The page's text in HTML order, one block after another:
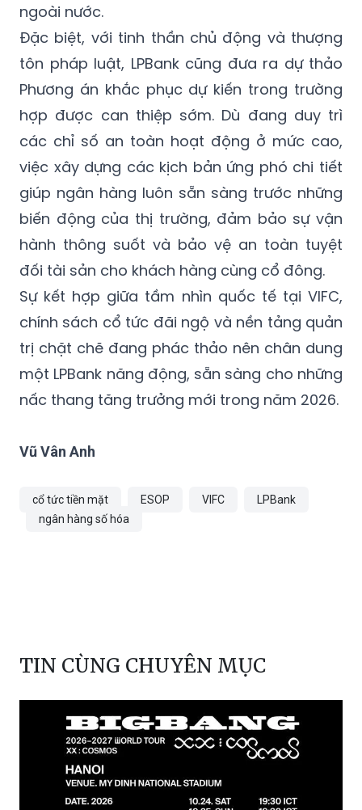
ngoài nước.
Đặc biệt, với tinh thần chủ động và thượng
tôn pháp luật, LPBank cũng đưa ra dự thảo
Phương án khắc phục dự kiến trong trường
hợp được can thiệp sớm. Dù đang duy trì
các chỉ số an toàn hoạt động ở mức cao,
việc xây dựng các kịch bản ứng phó chi tiết
giúp ngân hàng luôn sẵn sàng trước những
biến động của thị trường, đảm bảo sự vận
hành thông suốt và bảo vệ an toàn tuyệt
đối tài sản cho khách hàng cùng cổ đông.
Sự kết hợp giữa tầm nhìn quốc tế tại VIFC,
chính sách cổ tức đãi ngộ và nền tảng quản
trị chặt chẽ đang phác thảo nên chân dung
một LPBank năng động, sẵn sàng cho những
nấc thang tăng trưởng mới trong năm 2026.
Vũ Vân Anh
cổ tức tiền mặt ESOP VIFC
LPBank
ngân hàng số hóa
TIN CÙNG CHUYÊN MỤC